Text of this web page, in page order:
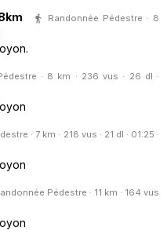
Randonnée Pédestre · 8
· 8 km · 236 vus · 26 dl ·
· 7 km · 218 vus · 21 dl · 01:25 ·
Pédestre · 11 km · 164 vus